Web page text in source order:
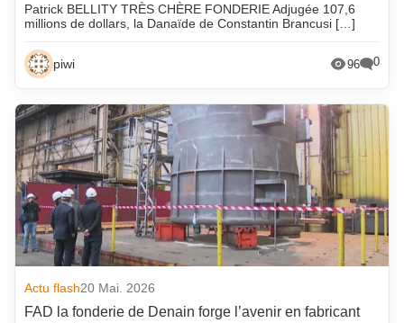
Les fournisseurs partenaires
Photos de pièces
Piwi en vadrouille
Qui est qui
Réunions
Selon la presse
Technique
Vie des fonderies
Patrick BELLITY TRÈS CHÈRE FONDERIE Adjugée 107,6
millions de dollars, la Danaïde de Constantin Brancusi […]
piwi 96 0
Actu flash20 Mai. 2026
FAD la fonderie de Denain forge l’avenir en fabricant